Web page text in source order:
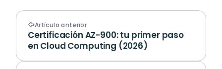
Artículo anterior
Certificación AZ-900: tu primer paso
en Cloud Computing (2026)